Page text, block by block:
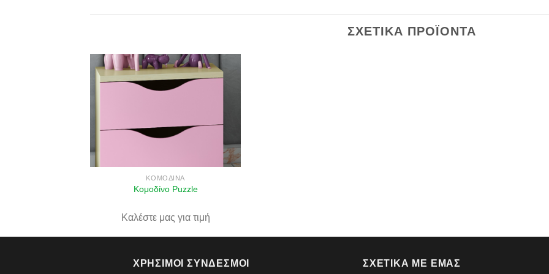
ΣΧΕΤΙΚΆ ΠΡΟΪΌΝΤΑ
επιθυμιών
ΚΟΜΟΔΊΝΑ
Κομοδίνο Puzzle
Καλέστε μας για τιμή
ΧΡΉΣΙΜΟΙ ΣΎΝΔΕΣΜΟΙ ΣΧΕΤΙΚΆ ΜΕ ΕΜΆΣ